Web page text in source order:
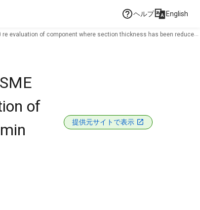
ヘルプ English
evaluation of component where section thickness has been reduced
of
提供元サイトで表示